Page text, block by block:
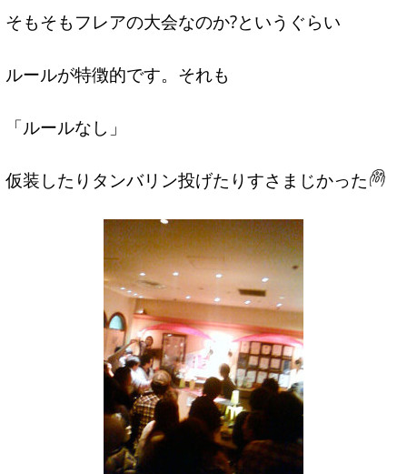
そもそもフレアの大会なのか?というぐらい
ルールが特徴的です。それも
「ルールなし」
仮装したりタンバリン投げたりすさまじかった